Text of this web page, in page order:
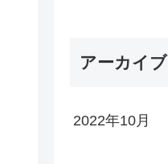
アーカイブ
2022年10月